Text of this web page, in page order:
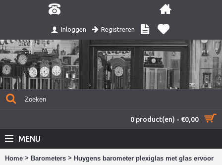
Inloggen Registreren
0 product(en) - €0,00
MENU
Home > Barometers > Huygens barometer plexiglas met glas ervoor